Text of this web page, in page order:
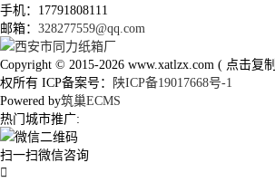
手机：17791808111
邮箱： 328277559@qq.com
Copyright © 2015-2026 www.xatlzx.com ( 点击复制
权所有 ICP备案号：
陕ICP备19017668号-1
Powered by筑巢ECMS
热门城市推广:
扫一扫微信咨询
